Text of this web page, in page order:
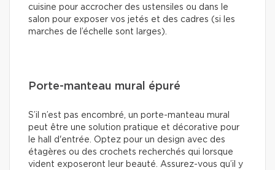
cuisine pour accrocher des ustensiles ou dans le
salon pour exposer vos jetés et des cadres (si les
marches de l’échelle sont larges).
Porte-manteau mural épuré
S’il n’est pas encombré, un porte-manteau mural
peut être une solution pratique et décorative pour
le hall d'entrée. Optez pour un design avec des
étagères ou des crochets recherchés qui lorsque
vident exposeront leur beauté. Assurez-vous qu’il y